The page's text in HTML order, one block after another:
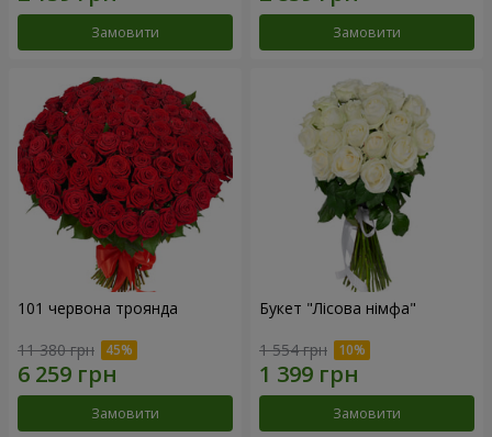
Замовити Замовити
101 червона троянда
11 380 грн
Замовити
Букет "Лісова німфа"
1 554 грн
Замовити